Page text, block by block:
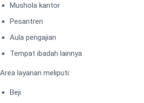
Mushola kantor
Pesantren
Aula pengajian
Tempat ibadah lainnya
Area layanan meliputi:
Beji